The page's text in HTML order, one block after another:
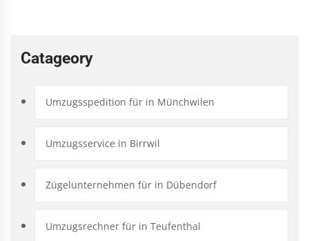
Catageory
Umzugsspedition für in Münchwilen
Umzugsservice in Birrwil
Zügelunternehmen für in Dübendorf
Umzugsrechner für in Teufenthal